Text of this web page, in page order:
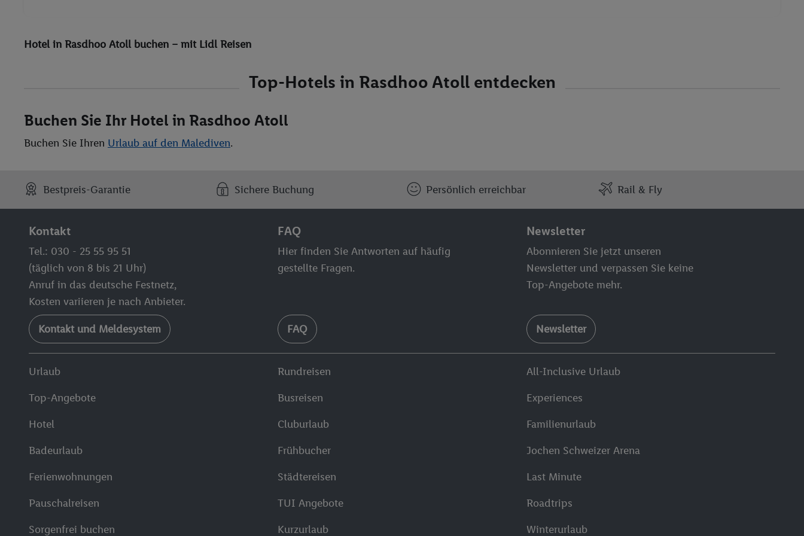
Hotel in Rasdhoo Atoll buchen – mit Lidl Reisen
Top-Hotels in Rasdhoo Atoll entdecken
Buchen Sie Ihr Hotel in Rasdhoo Atoll
Buchen Sie Ihren Urlaub auf den Malediven.
Bestpreis-Garantie Sichere Buchung Persönlich erreichbar Rail & Fly
Kontakt
Tel.: 030 - 25 55 95 51
(täglich von 8 bis 21 Uhr)
Anruf in das deutsche Festnetz,
Kosten variieren je nach Anbieter.
Kontakt und Meldesystem
FAQ
Hier finden Sie Antworten auf häufig
gestellte Fragen.
FAQ
Newsletter
Abonnieren Sie jetzt unseren
Newsletter und verpassen Sie keine
Top-Angebote mehr.
Newsletter
Urlaub
Top-Angebote
Hotel
Badeurlaub
Ferienwohnungen
Pauschalreisen
Sorgenfrei buchen
Rundreisen
Busreisen
Cluburlaub
Frühbucher
Städtereisen
TUI Angebote
Kurzurlaub
All-Inclusive Urlaub
Experiences
Familienurlaub
Jochen Schweizer Arena
Last Minute
Roadtrips
Winterurlaub